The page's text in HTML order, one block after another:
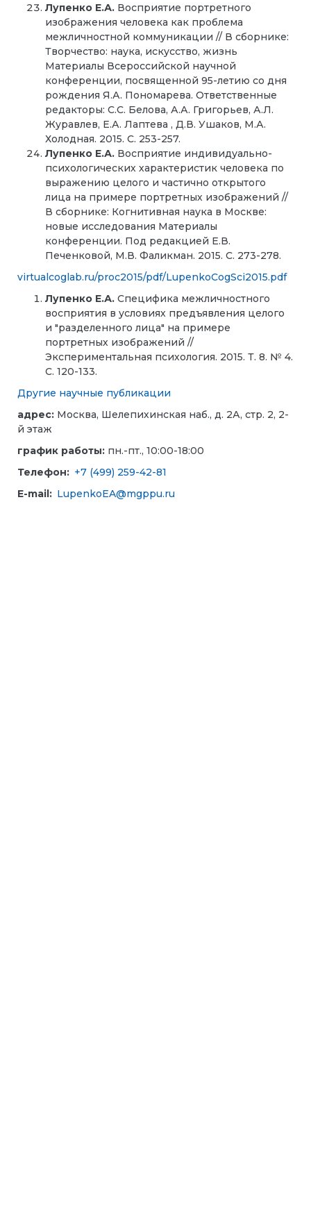
Лупенко Е.А. Восприятие портретного
изображения человека как проблема
межличностной коммуникации // В сборнике:
Творчество: наука, искусство, жизнь
Материалы Всероссийской научной
конференции, посвященной 95-летию со дня
рождения Я.А. Пономарева. Ответственные
редакторы: С.С. Белова, А.А. Григорьев, А.Л.
Журавлев, Е.А. Лаптева , Д.В. Ушаков, М.А.
Холодная. 2015. С. 253-257.
Лупенко Е.А. Восприятие индивидуально-
психологических характеристик человека по
выражению целого и частично открытого
лица на примере портретных изображений //
В сборнике: Когнитивная наука в Москве:
новые исследования Материалы
конференции. Под редакцией Е.В.
Печенковой, М.В. Фаликман. 2015. С. 273-278.
virtualcoglab.ru/proc2015/pdf/LupenkoCogSci2015.pdf
Лупенко Е.А. Специфика межличностного
восприятия в условиях предъявления целого
и "разделенного лица" на примере
портретных изображений //
Экспериментальная психология. 2015. Т. 8. № 4.
С. 120-133.
Другие научные публикации
адрес: Москва, Шелепихинская наб., д. 2А, стр. 2, 2-
й этаж
график работы: пн.-пт., 10:00-18:00
Телефон: +7 (499) 259-42-81
E-mail: LupenkoEA@mgppu.ru